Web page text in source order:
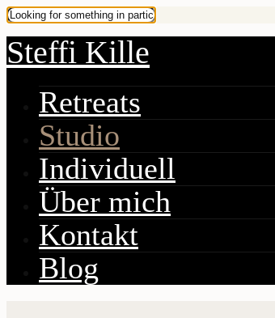
Steffi Kille
Retreats
Studio
Individuell
Über mich
Kontakt
Blog